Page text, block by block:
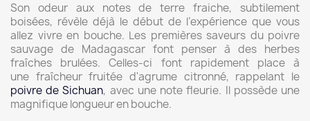
Son odeur aux notes de terre fraiche, subtilement
boisées, révèle déjà le début de l’expérience que vous
allez vivre en bouche. Les premières saveurs du poivre
sauvage de Madagascar font penser à des herbes
fraîches brulées. Celles-ci font rapidement place à
une fraîcheur fruitée d'agrume citronné, rappelant le
poivre de Sichuan, avec une note fleurie. Il possède une
magnifique longueur en bouche.